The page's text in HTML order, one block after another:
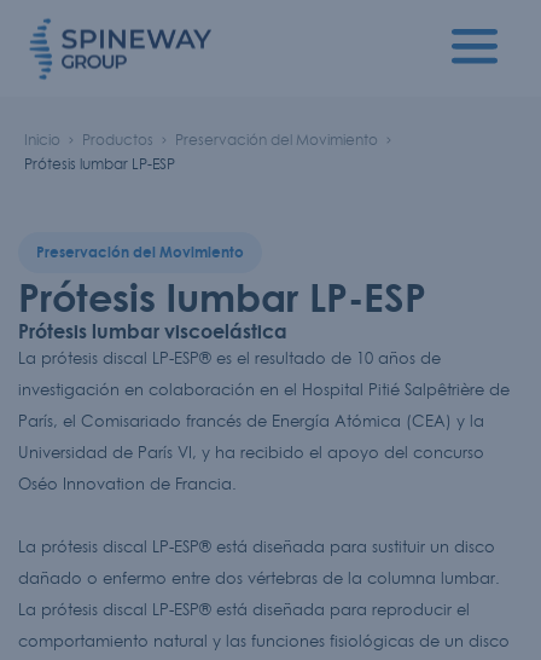
Inicio Productos
Preservación del Movimiento
Prótesis lumbar LP-ESP
Preservación del Movimiento
Prótesis lumbar LP-ESP
Prótesis lumbar viscoelástica
La prótesis discal LP-ESP® es el resultado de 10 años de
investigación en colaboración en el Hospital Pitié Salpêtrière de
París, el Comisariado francés de Energía Atómica (CEA) y la
Universidad de París VI, y ha recibido el apoyo del concurso
Oséo Innovation de Francia.
La prótesis discal LP-ESP® está diseñada para sustituir un disco
dañado o enfermo entre dos vértebras de la columna lumbar.
La prótesis discal LP-ESP® está diseñada para reproducir el
comportamiento natural y las funciones fisiológicas de un disco